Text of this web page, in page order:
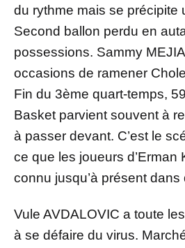
du rythme mais se précipite
Second ballon perdu en
possessions. Sammy
occasions de ramener
Fin du 3ème quart-temps,
Basket parvient souvent à
à passer devant. C’est le
ce que les joueurs d’Erman
connu jusqu’à présent dans
Vule AVDALOVIC a toute
à se défaire du virus.